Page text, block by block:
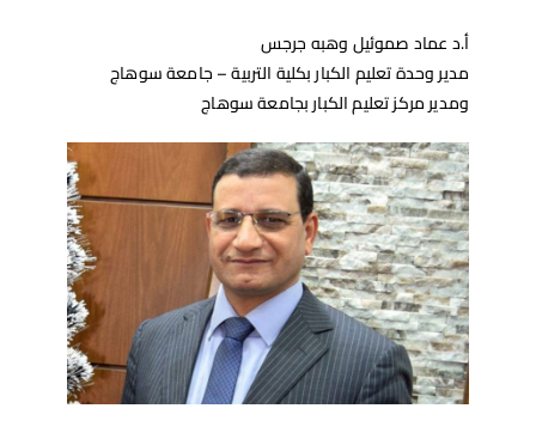
أ.د عماد صموئيل وهبه جرجس
مدير وحدة تعليم الكبار بكلية التربية – جامعة سوهاج
ومدير مركز تعليم الكبار بجامعة سوهاج